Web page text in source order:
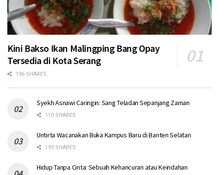
Kini Bakso Ikan Malingping Bang Opay
Tersedia di Kota Serang
196 SHARES
Syekh Asnawi Caringin: Sang Teladan Sepanjang Zaman
110 SHARES
Untirta Wacanakan Buka Kampus Baru di Banten Selatan
193 SHARES
Hidup Tanpa Cinta: Sebuah Kehancuran atau Keindahan